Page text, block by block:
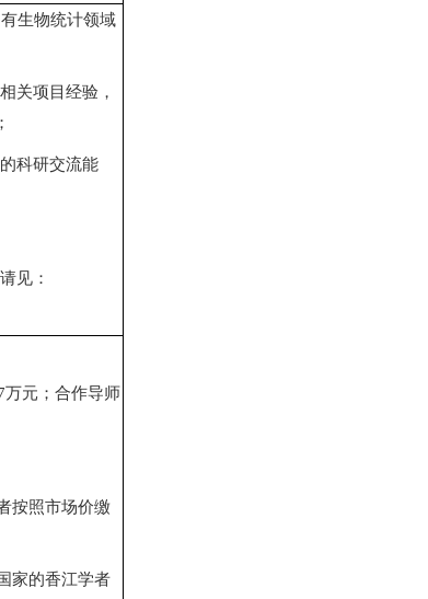
生物统计领域
关项目经验，
科研交流能
见：
万元；合作导师
按照市场价缴
家的香江学者